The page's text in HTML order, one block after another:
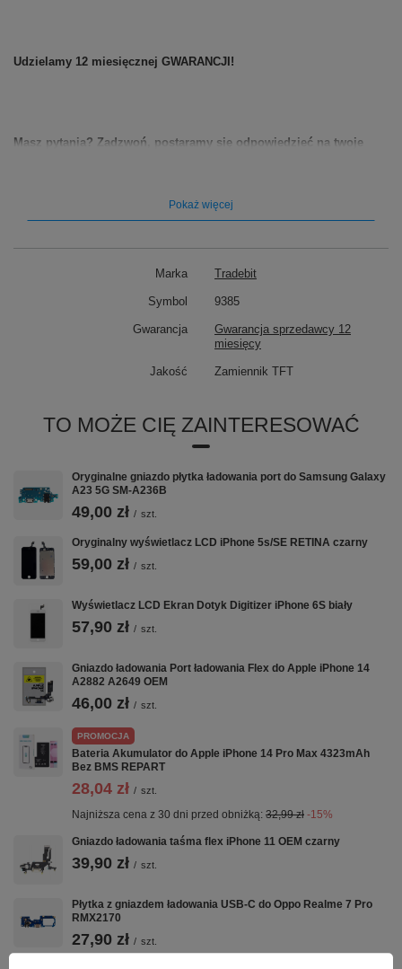
Udzielamy 12 miesięcznej GWARANCJI!
Masz pytania? Zadzwoń, postaramy się odpowiedzieć na twoje
Pokaż więcej
Marka Tradebit
Symbol 9385
Gwarancja
Gwarancja sprzedawcy 12
miesięcy
Jakość Zamiennik TFT
TO MOŻE CIĘ ZAINTERESOWAĆ
Oryginalne gniazdo płytka ładowania port do Samsung Galaxy
A23 5G SM-A236B
49,00 zł / szt.
Oryginalny wyświetlacz LCD iPhone 5s/SE RETINA czarny
59,00 zł / szt.
Wyświetlacz LCD Ekran Dotyk Digitizer iPhone 6S biały
57,90 zł / szt.
Gniazdo ładowania Port ładowania Flex do Apple iPhone 14
A2882 A2649 OEM
46,00 zł / szt.
PROMOCJA
Bateria Akumulator do Apple iPhone 14 Pro Max 4323mAh
Bez BMS REPART
28,04 zł / szt.
Najniższa cena z 30 dni przed obniżką: 32,99 zł -15%
Gniazdo ładowania taśma flex iPhone 11 OEM czarny
39,90 zł / szt.
Płytka z gniazdem ładowania USB-C do Oppo Realme 7 Pro
RMX2170
27,90 zł / szt.